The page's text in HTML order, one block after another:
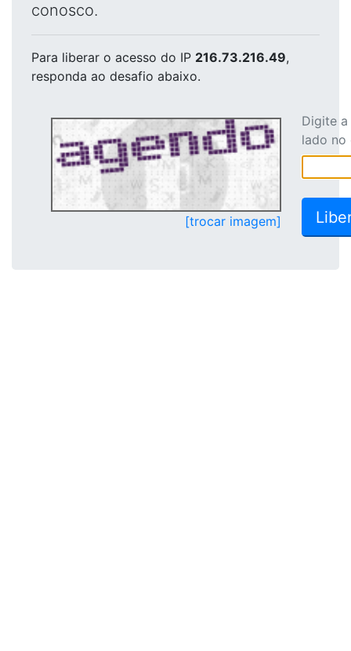
conosco.
Para liberar o acesso do IP 216.73.216.49,
responda ao desafio abaixo.
[trocar imagem]
Digite
lado no